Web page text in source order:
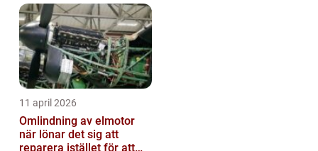
11 april 2026
Omlindning av elmotor
när lönar det sig att
reparera istället för att